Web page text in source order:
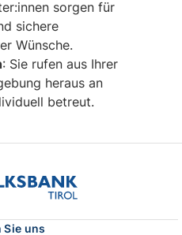
sorgen für
sichere
Wünsche.
: Sie rufen aus Ihrer
heraus an
betreut.
volksbank
Sie uns